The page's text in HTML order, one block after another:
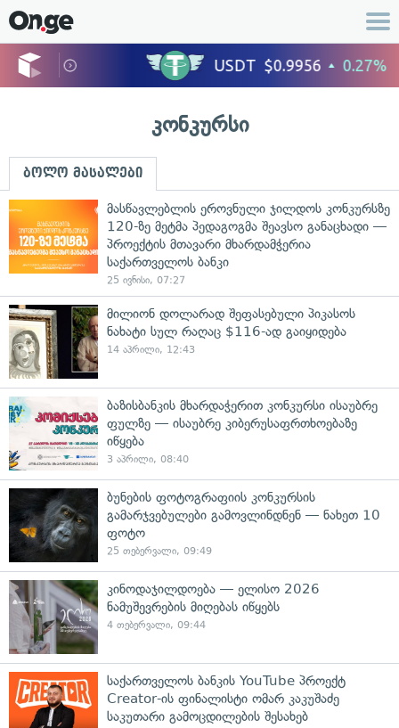
კონკურსი
ბოლო მასალები
მასწავლებლის ეროვნული ჯილდოს კონკურსზე
120-ზე მეტმა პედაგოგმა შეავსო განაცხადი —
პროექტის მთავარი მხარდამჭერია
საქართველოს ბანკი
25 ივნისი, 07:27
მილიონ დოლარად შეფასებული პიკასოს
ნახატი სულ რაღაც $116-ად გაიყიდება
14 აპრილი, 12:43
ბაზისბანკის მხარდაჭერით კონკურსი ისაუბრე
ფულზე — ისაუბრე კიბერუსაფრთხოებაზე
იწყება
3 აპრილი, 08:40
ბუნების ფოტოგრაფიის კონკურსის
გამარჯვებულები გამოვლინდნენ — ნახეთ 10
ფოტო
25 თებერვალი, 09:49
კინოდაჯილდოება — ელისო 2026
ნამუშევრების მიღებას იწყებს
4 თებერვალი, 09:44
საქართველოს ბანკის YouTube პროექტ
Creator-ის ფინალისტი ომარ კაკუშაძე
საკუთარი გამოცდილების შესახებ